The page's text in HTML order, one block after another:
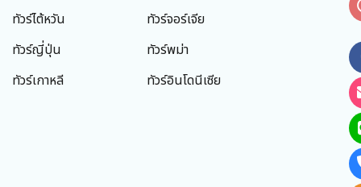
ทัวร์ไต้หวัน
ทัวร์ญี่ปุ่น
ทัวร์เกาหลี
ทัวร์จอร์เจีย
ทัวร์พม่า
ทัวร์อินโดนีเซีย